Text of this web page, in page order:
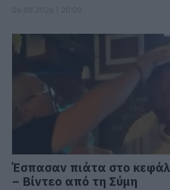
Έσπασαν πιάτα στο
– Βίντεο από τη Σύμη